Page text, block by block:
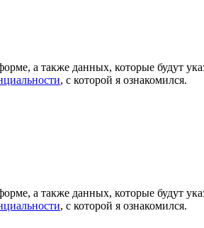
а также данных, которые будут
, с которой я ознакомился.
а также данных, которые будут
, с которой я ознакомился.